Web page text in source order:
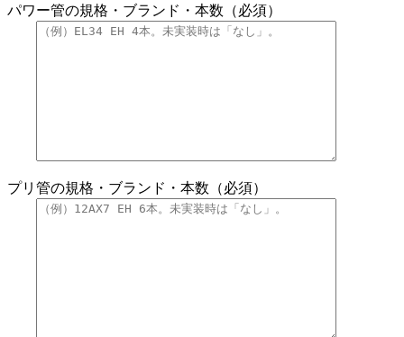
パワー管の規格・ブランド・本数（必須）
プリ管の規格・ブランド・本数（必須）